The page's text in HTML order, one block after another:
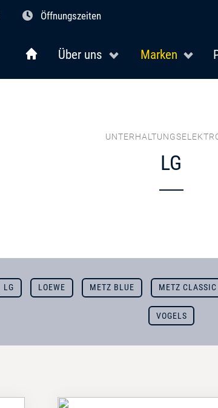
Öffnungszeiten
Über uns Marken
LG
LG LOEWE METZ BLUE METZ CLASSIC
VOGELS